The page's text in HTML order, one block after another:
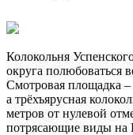
Колокольня
округа
Смотровая площадка –
а трёхъярусная
метров от нулевой
потрясающие виды на